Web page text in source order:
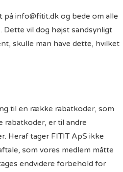
info@fitit.dk og bede om alle
vil dog højst sandsynligt
skulle man have dette, hvilket
til en række rabatkoder, som
rabatkoder, er til andre
Heraf tager FITIT ApS ikke
som vores medlem måtte
endvidere forbehold for